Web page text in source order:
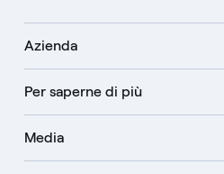
Azienda
Per saperne di più
Media